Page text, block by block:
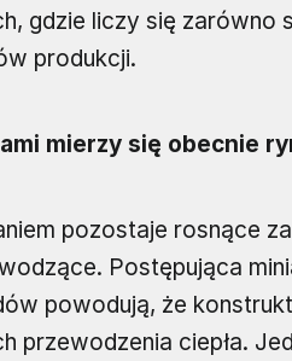
gdzie liczy się zarówno
produkcji.
mierzy się obecnie
pozostaje rosnące
Postępująca
powodują, że
przewodzenia ciepła.